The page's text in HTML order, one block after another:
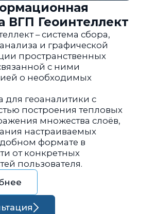
ВГП Геоинтеллект
– система сбора,
и графической
пространственных
с ними
о необходимых
для геоаналитики с
построения тепловых
множества слоёв,
настраиваемых
формате в
от конкретных
пользователя.